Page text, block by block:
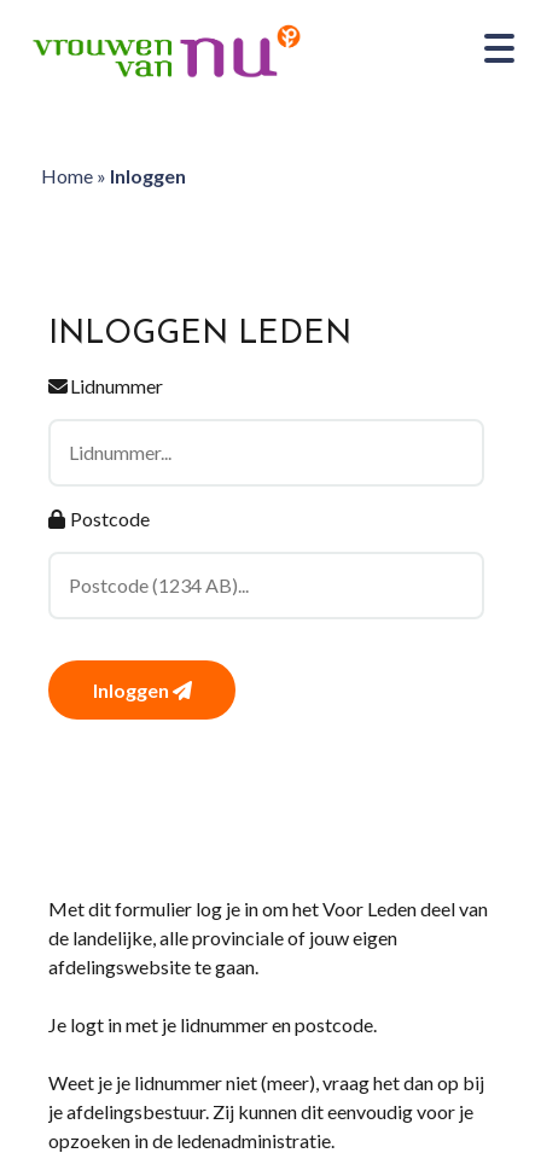
Home» Inloggen
INLOGGEN LEDEN
Lidnummer
Postcode
Inloggen
Met dit formulier log je in om het Voor Leden deel van
de landelijke, alle provinciale of jouw eigen
afdelingswebsite te gaan.
Je logt in met je lidnummer en postcode.
Weet je je lidnummer niet (meer), vraag het dan op bij
je afdelingsbestuur. Zij kunnen dit eenvoudig voor je
opzoeken in de ledenadministratie.